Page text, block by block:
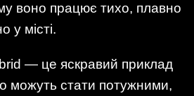
воно працює тихо, плавно
у місті.
— це яскравий приклад
можуть стати потужними,